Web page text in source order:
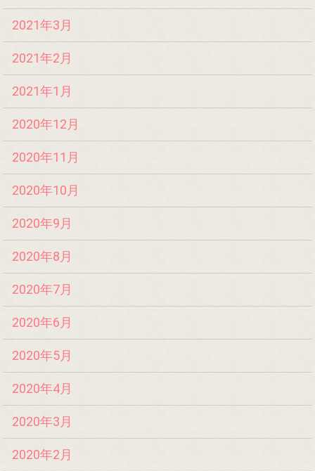
2021年3月
2021年2月
2021年1月
2020年12月
2020年11月
2020年10月
2020年9月
2020年8月
2020年7月
2020年6月
2020年5月
2020年4月
2020年3月
2020年2月